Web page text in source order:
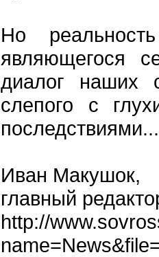
Но
являющегося
диалог наших
слепого с
последст­виями...
Иван Макушок,
главный
http://